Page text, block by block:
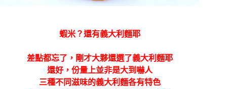
蝦米？還有義大利麵耶
差點都忘了，剛才大夥還選了義大利麵耶
還好，份量上並非是大到嚇人
三種不同滋味的義大利麵各有特色